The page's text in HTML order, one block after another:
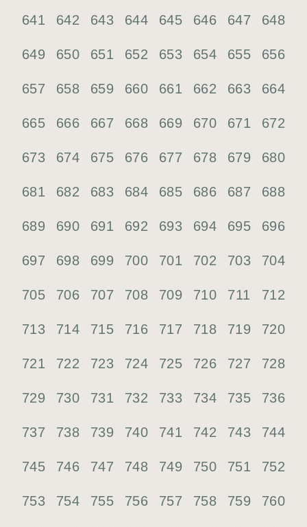
641 642 643 644 645 646 647 648
649 650 651 652 653 654 655 656
657 658 659 660 661 662 663 664
665 666 667 668 669 670 671 672
673 674 675 676 677 678 679 680
681 682 683 684 685 686 687 688
689 690 691 692 693 694 695 696
697 698 699 700 701 702 703 704
705 706 707 708 709 710 711 712
713 714 715 716 717 718 719 720
721 722 723 724 725 726 727 728
729 730 731 732 733 734 735 736
737 738 739 740 741 742 743 744
745 746 747 748 749 750 751 752
753 754 755 756 757 758 759 760